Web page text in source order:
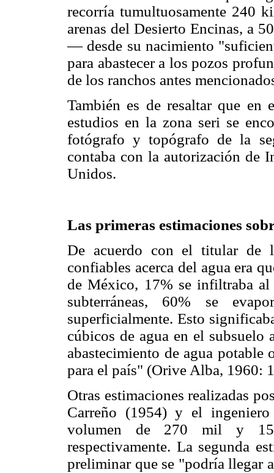
recorría tumultuosamente 240
arenas del Desierto Encinas, a
— desde su nacimiento
para abastecer a los pozos
de los ranchos antes
También es de resaltar que
estudios en la zona seri se
fotógrafo y topógrafo de la
contaba con la autorización de
Unidos.
Las primeras estimaciones
De acuerdo con el titular de
confiables acerca del agua era
de México, 17% se infiltraba
subterráneas, 60% se
superficialmente. Esto
cúbicos de agua en el
abastecimiento de agua
para el país" (Orive Alba, 1960:
Otras estimaciones realizadas
Carreño (1954) y el
volumen de 270 mil y
respectivamente. La segunda
preliminar que se "podría llegar